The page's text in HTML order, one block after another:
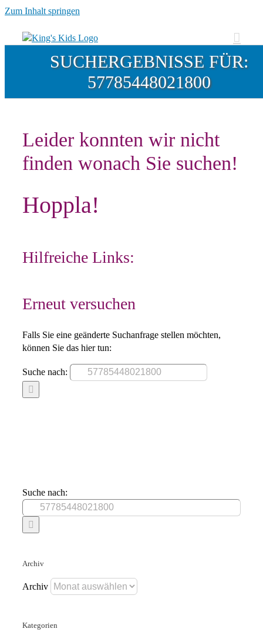
Zum Inhalt springen
SUCHERGEBNISSE FÜR:
57785448021800
Leider konnten wir nicht
finden wonach Sie suchen!
Hoppla!
Hilfreiche Links:
Erneut versuchen
Falls Sie eine geänderte Suchanfrage stellen möchten,
können Sie das hier tun:
Suche nach:
Suche nach:
Archiv
Archiv
Kategorien